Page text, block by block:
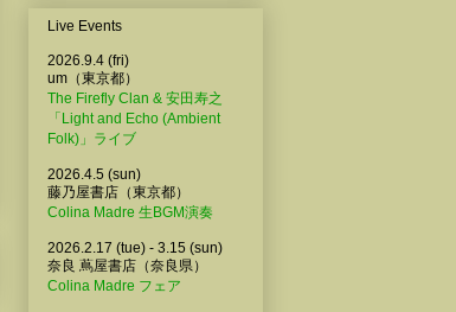
Live Events
2026.9.4 (fri)
um（東京都）
The Firefly Clan & 安田寿之
「Light and Echo (Ambient
Folk)」ライブ
2026.4.5 (sun)
藤乃屋書店（東京都）
Colina Madre 生BGM演奏
2026.2.17 (tue) - 3.15 (sun)
奈良 蔦屋書店（奈良県）
Colina Madre フェア